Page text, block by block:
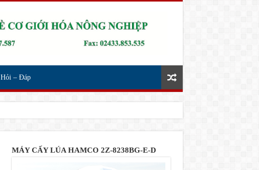
Hỏi – Đáp
MÁY CẤY LÚA HAMCO 2Z-8238BG-E-D